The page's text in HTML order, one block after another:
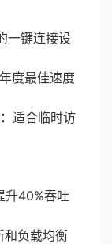
一键连接设
度最佳速度
适合临时访
升40%吞吐
和负载均衡